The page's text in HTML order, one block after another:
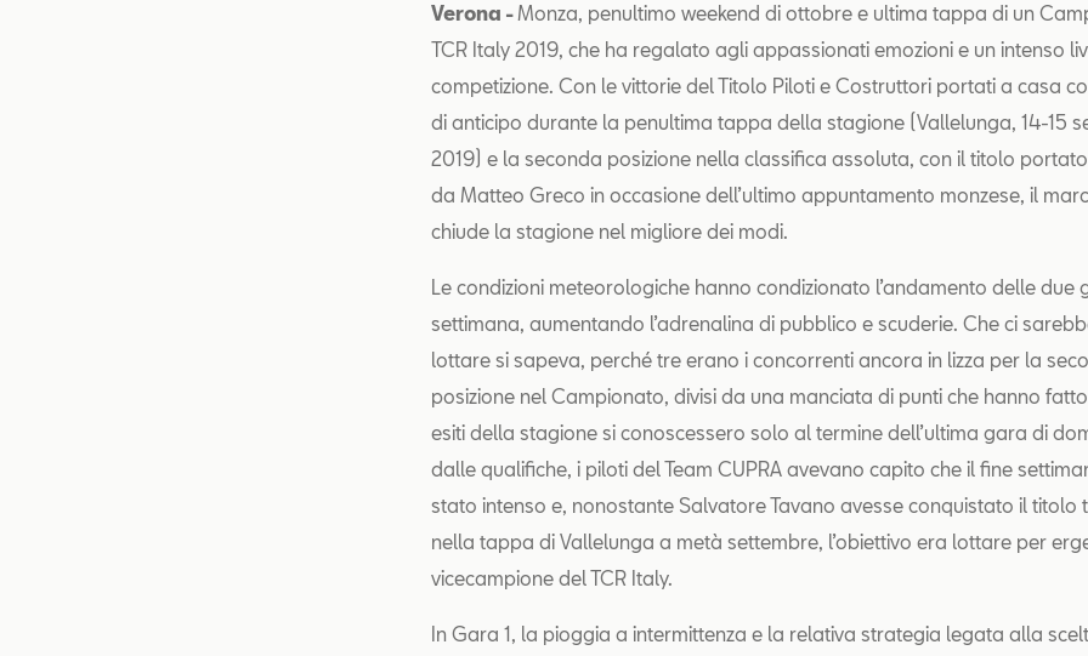
Verona - Monza, penultimo weekend di ottobre e ultima tappa di un
TCR Italy 2019, che ha regalato agli appassionati emozioni e un intenso
competizione. Con le vittorie del Titolo Piloti e Costruttori portati a casa
di anticipo durante la penultima tappa della stagione (Vallelunga, 14-15
2019) e la seconda posizione nella classifica assoluta, con il titolo
da Matteo Greco in occasione dell’ultimo appuntamento monzese, il
chiude la stagione nel migliore dei modi.
Le condizioni meteorologiche hanno condizionato l’andamento delle due
settimana, aumentando l’adrenalina di pubblico e scuderie. Che ci
lottare si sapeva, perché tre erano i concorrenti ancora in lizza per la
posizione nel Campionato, divisi da una manciata di punti che hanno
esiti della stagione si conoscessero solo al termine dell’ultima gara di
dalle qualifiche, i piloti del Team CUPRA avevano capito che il fine
stato intenso e, nonostante Salvatore Tavano avesse conquistato il titolo
nella tappa di Vallelunga a metà settembre, l’obiettivo era lottare per
vicecampione del TCR Italy.
In Gara 1, la pioggia a intermittenza e la relativa strategia legata alla